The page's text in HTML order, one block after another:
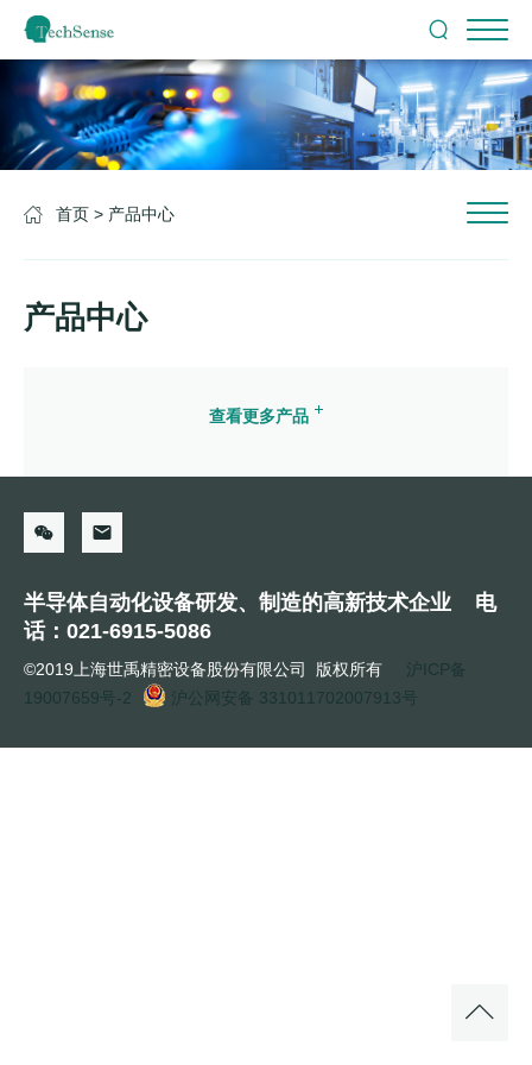
首页 > 产品中心
产品中心
查看更多产品
半导体自动化设备研发、制造的高新技术企业 电
话：021-6915-5086
©2019上海世禹精密设备股份有限公司 版权所有
沪ICP备
19007659号-2
沪公网安备 331011702007913号